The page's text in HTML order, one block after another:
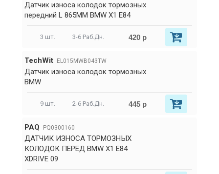
Датчик износа колодок тормозных
передний L 865MM BMW X1 E84
3 шт. 3-6 Раб.Дн. 420 р
TechWit EL015MWB043TW
Датчик износа колодок тормозных
BMW
9 шт. 2-6 Раб.Дн. 445 р
PAQ PQ0300160
ДАТЧИК ИЗНОСА ТОРМОЗНЫХ
КОЛОДОК ПЕРЕД BMW X1 E84
XDRIVE 09